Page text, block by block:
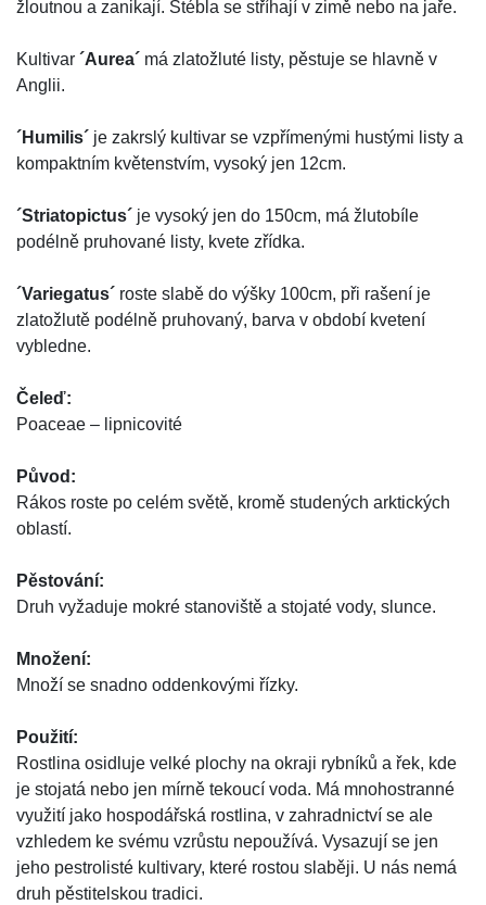
žloutnou a zanikají. Stébla se stříhají v zimě nebo na jaře.
Kultivar ´Aurea´ má zlatožluté listy, pěstuje se hlavně v
Anglii.
´Humilis´ je zakrslý kultivar se vzpřímenými hustými listy a
kompaktním květenstvím, vysoký jen 12cm.
´Striatopictus´ je vysoký jen do 150cm, má žlutobíle
podélně pruhované listy, kvete zřídka.
´Variegatus´ roste slabě do výšky 100cm, při rašení je
zlatožlutě podélně pruhovaný, barva v období kvetení
vybledne.
Čeleď:
Poaceae – lipnicovité
Původ:
Rákos roste po celém světě, kromě studených arktických
oblastí.
Pěstování:
Druh vyžaduje mokré stanoviště a stojaté vody, slunce.
Množení:
Množí se snadno oddenkovými řízky.
Použití:
Rostlina osidluje velké plochy na okraji rybníků a řek, kde
je stojatá nebo jen mírně tekoucí voda. Má mnohostranné
využití jako hospodářská rostlina, v zahradnictví se ale
vzhledem ke svému vzrůstu nepoužívá. Vysazují se jen
jeho pestrolisté kultivary, které rostou slaběji. U nás nemá
druh pěstitelskou tradici.